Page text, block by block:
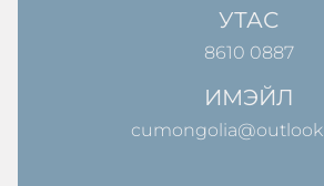
УТАС
8610 0887
ИМЭЙЛ